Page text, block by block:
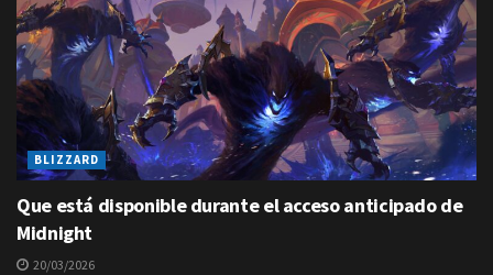
BLIZZARD
Que está disponible durante el acceso anticipado de
Midnight
20/03/2026